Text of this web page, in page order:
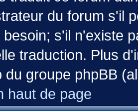
du forum s'il
s'il n'existe
traduction. Plus
du groupe phpBB
haut de page